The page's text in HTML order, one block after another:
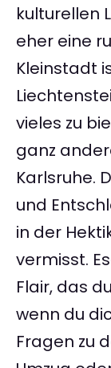
kulturellen
eher eine
Kleinstadt
vieles zu
ganz
Karlsruhe.
und
in der
vermisst.
Flair, das
wenn du
Fragen zu